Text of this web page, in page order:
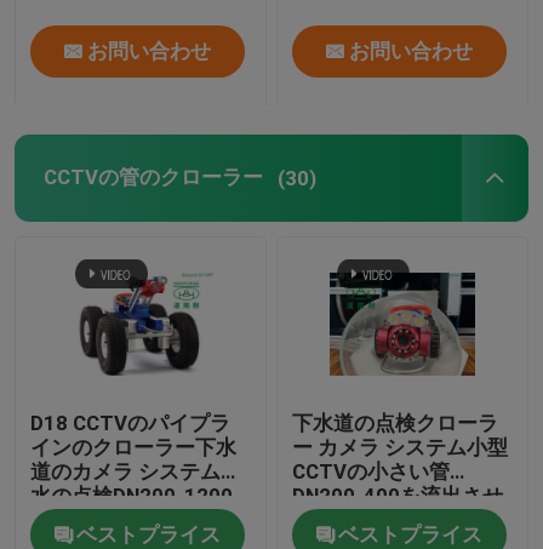
引用を要求しなさい
紫外線CIPP装置
紫外線治されたCIPP
紫外線CIPPのライニング
CCTVの管のクローラー
下水道のポーランド人のカメラ
CIPP水逆転
お問い合わせ お問い合わせ
CCTVの管のクローラー (30)
D18 CCTVのパイプラ
インのクローラー下水
道のカメラ システム排
水の点検DN200-1200
ベストプライス
下水道の点検クローラ
ー カメラ システム小型
CCTVの小さい管
DN200-400を流出させ
なさい
ベストプライス